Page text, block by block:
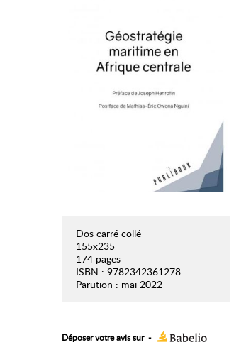
Dos carré collé
155x235
174 pages
ISBN : 9782342361278
Parution : mai 2022
Déposer votre avis sur -